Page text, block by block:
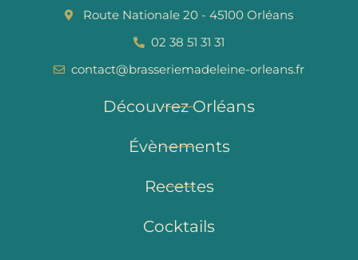
Route Nationale 20 - 45100 Orléans
02 38 51 31 31
contact@brasseriemadeleine-orleans.fr
Découvrez Orléans
Évènements
Recettes
Cocktails